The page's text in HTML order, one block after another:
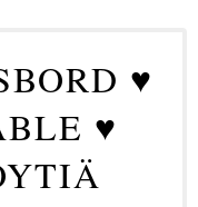
♥
♥